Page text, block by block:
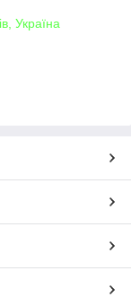
Україна